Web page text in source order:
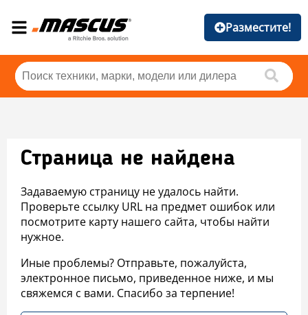
Разместите!
Страница не найдена
Задаваемую страницу не удалось найти.
Проверьте ссылку URL на предмет ошибок или
посмотрите карту нашего сайта, чтобы найти
нужное.
Иные проблемы? Отправьте, пожалуйста,
электронное письмо, приведенное ниже, и мы
свяжемся с вами. Спасибо за терпение!